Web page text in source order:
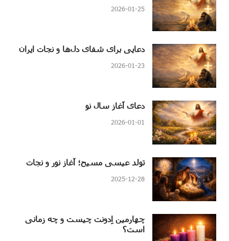
2026-01-25
دعایی برای شفای دل‌ها و نجات ایران
2026-01-23
دعای آغاز سال نو
2026-01-01
تولد عیسی مسیح؛ آغاز نور و نجات
2025-12-28
چهارمین اِدونت چیست و چه زمانی
است؟